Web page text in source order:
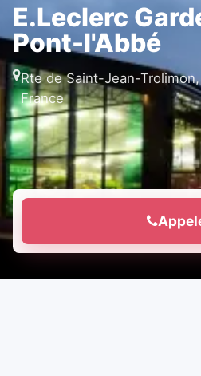
E.Leclerc
Pont-l'Abbé
Rte de Saint-Jean-
France